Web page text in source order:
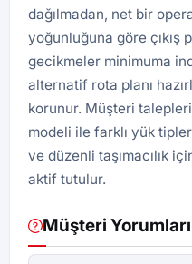
dağılmadan, net bir
yoğunluğuna göre çıkış
gecikmeler minimuma
alternatif rota planı
korunur. Müşteri
modeli ile farklı yük
ve düzenli taşımacılık
aktif tutulur.
Müşteri Yorumları